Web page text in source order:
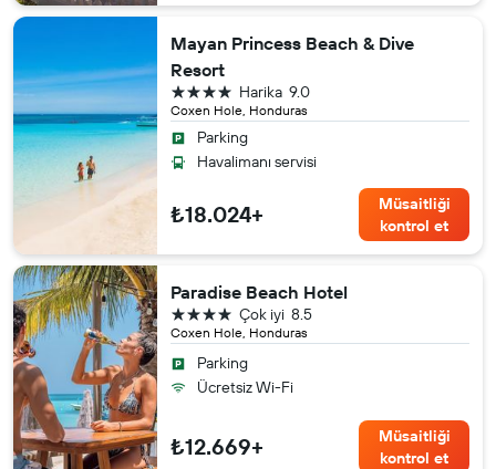
Mayan Princess Beach & Dive
Resort
Coxen Hole, Honduras
9.0
Harika
4 yıldız
Parking
Havalimanı servisi
₺18.024+
Müsaitliği
kontrol et
Paradise Beach Hotel
Coxen Hole, Honduras
8.5
Çok iyi
4 yıldız
Parking
Ücretsiz Wi-Fi
₺12.669+
Müsaitliği
kontrol et